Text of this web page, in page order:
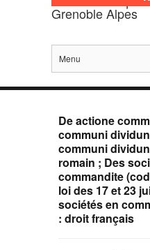
Grenoble Alpes
Menu
De actione
communi
communi
romain ; Des
commandite
loi des 17 et 23
sociétés en
: droit français